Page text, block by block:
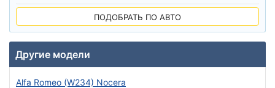
ПОДОБРАТЬ ПО АВТО
Другие модели
Alfa Romeo (W234) Nocera